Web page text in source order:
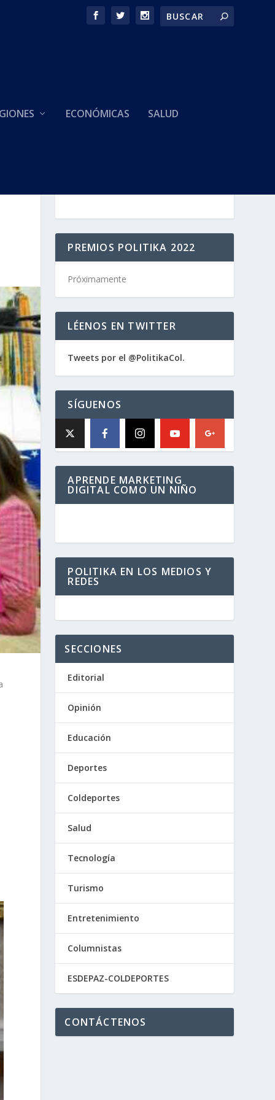
ECONÓMICAS SALUD
PREMIOS POLITIKA 2022
Próximamente
LÉENOS EN TWITTER
Tweets por el @PolitikaCol.
SÍGUENOS
APRENDE MARKETING
DIGITAL COMO UN NIÑO
POLITIKA EN LOS MEDIOS Y
REDES
SECCIONES
Editorial
Opinión
Educación
Deportes
Coldeportes
Salud
Tecnología
Turismo
Entretenimiento
Columnistas
ESDEPAZ-COLDEPORTES
CONTÁCTENOS